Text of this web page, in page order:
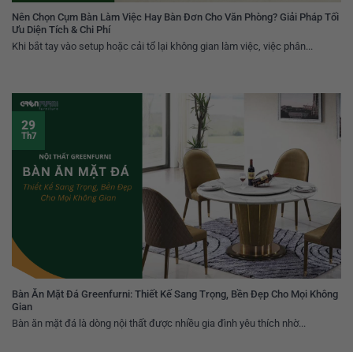
Nên Chọn Cụm Bàn Làm Việc Hay Bàn Đơn Cho Văn Phòng? Giải Pháp Tối
Ưu Diện Tích & Chi Phí
Khi bắt tay vào setup hoặc cải tổ lại không gian làm việc, việc phân...
Bàn Ăn Mặt Đá Greenfurni: Thiết Kế Sang Trọng, Bền Đẹp Cho Mọi Không
Gian
Bàn ăn mặt đá là dòng nội thất được nhiều gia đình yêu thích nhờ...
29
Th7